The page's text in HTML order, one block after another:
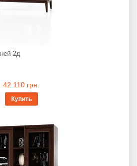
2д
42 110 грн.
Купить